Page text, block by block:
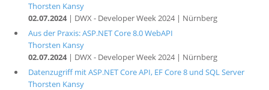
Thorsten Kansy
02.07.2024| DWX - Developer Week 2024 | Nürnberg
Aus der Praxis: ASP.NET Core 8.0 WebAPI
Thorsten Kansy
02.07.2024| DWX - Developer Week 2024 | Nürnberg
Datenzugriff mit ASP.NET Core API, EF Core 8 und SQL Server
Thorsten Kansy